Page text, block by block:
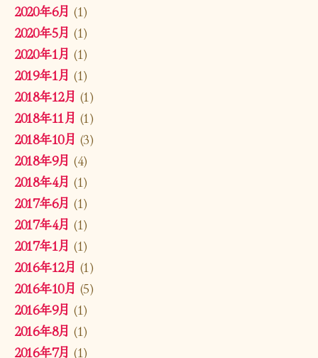
2020年6月 (1)
2020年5月 (1)
2020年1月 (1)
2019年1月 (1)
2018年12月 (1)
2018年11月 (1)
2018年10月 (3)
2018年9月 (4)
2018年4月 (1)
2017年6月 (1)
2017年4月 (1)
2017年1月 (1)
2016年12月 (1)
2016年10月 (5)
2016年9月 (1)
2016年8月 (1)
2016年7月 (1)